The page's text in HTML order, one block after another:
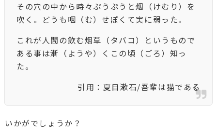
その穴の中から時々ぷうぷうと烟（けむり）を
吹く。どうも咽（む）せぽくて実に弱った。
これが人間の飲む烟草（タバコ）というもので
ある事は漸（ようや）くこの頃（ごろ）知っ
た。
引用：夏目漱石/吾輩は猫である
いかがでしょうか？